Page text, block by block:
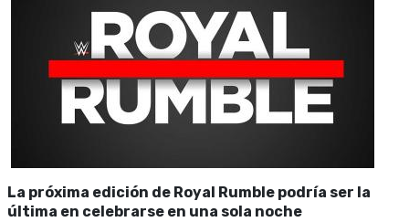
La próxima edición de Royal Rumble podría ser la
última en celebrarse en una sola noche